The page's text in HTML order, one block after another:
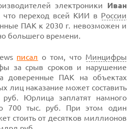
электроники Иван
что переход всей КИИ в России
ПАК к 2030 г. невозможен и
большего времени.
писал о том, что Минцифры
за срыв сроков и нарушение
доверенные ПАК на объектах
лиц наказание может составить
Юрлица заплатят намного
700 тыс. руб. При этом один
стоить от десятков миллионов